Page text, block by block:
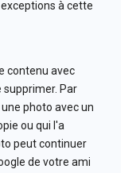
à cette
contenu avec
Par
photo avec un
ou qui l'a
peut continuer
de votre ami